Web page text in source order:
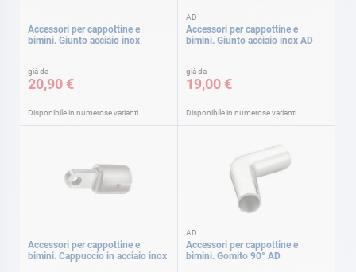
Accessori per cappottine e
bimini. Giunto acciaio inox
già da
20,90 €
Disponibile in numerose varianti
AD
Accessori per cappottine e
bimini. Giunto acciaio inox AD
già da
19,00 €
Disponibile in numerose varianti
Accessori per cappottine e
bimini. Cappuccio in acciaio inox
AD
Accessori per cappottine e
bimini. Gomito 90° AD